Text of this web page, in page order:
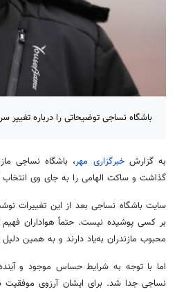
باشگاه نساجی توضیحاتی را درباره تغییر
به گزارشخبرگزاری مهر، باشگاه نساجی
گذاشت و ساکت الهامی را به جای وی انتخاب
سایت باشگاه نساجی بعد از این تغییرات
بر کسی پوشیده نیست. حتماً هواداران
محبوب مازندران به‌یاد دارند و به همین دلیل
اما باتوجه به شرایط حساس موجود و
نساجی جدا شد. برای ایشان آرزوی موفقیت